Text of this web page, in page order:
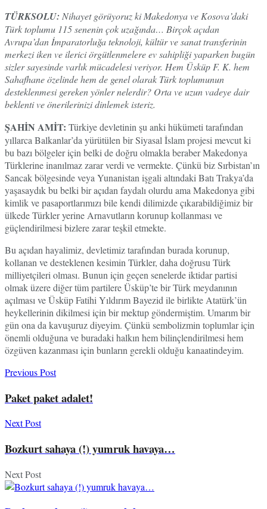
TÜRKSOLU: Nihayet görüyoruz ki Makedonya ve Kosova’daki
Türk toplumu 115 senenin çok uzağında… Birçok açıdan
Avrupa’dan İmparatorluğa teknoloji, kültür ve sanat transferinin
merkezi iken ve ilerici örgütlenmelere ev sahipliği yaparken bugün
sizler sayesinde varlık mücadelesi veriyor. Hem Üsküp F. K. hem
Sahafhane özelinde hem de genel olarak Türk toplumunun
desteklenmesi gereken yönler nelerdir? Orta ve uzun vadeye dair
beklenti ve önerilerinizi dinlemek isteriz.
ŞAHİN AMİT: Türkiye devletinin şu anki hükümeti tarafından
yıllarca Balkanlar’da yürütülen bir Siyasal İslam projesi mevcut ki
bu bazı bölgeler için belki de doğru olmakla beraber Makedonya
Türklerine inanılmaz zarar verdi ve vermekte. Çünkü biz Sırbistan’ın
Sancak bölgesinde veya Yunanistan işgali altındaki Batı Trakya’da
yaşasaydık bu belki bir açıdan faydalı olurdu ama Makedonya gibi
kimlik ve pasaportlarımızı bile kendi dilimizde çıkarabildiğimiz bir
ülkede Türkler yerine Arnavutların korunup kollanması ve
güçlendirilmesi bizlere zarar teşkil etmekte.
Bu açıdan hayalimiz, devletimiz tarafından burada korunup,
kollanan ve desteklenen kesimin Türkler, daha doğrusu Türk
milliyetçileri olması. Bunun için geçen senelerde iktidar partisi
olmak üzere diğer tüm partilere Üsküp’te bir Türk meydanının
açılması ve Üsküp Fatihi Yıldırım Bayezid ile birlikte Atatürk’ün
heykellerinin dikilmesi için bir mektup göndermiştim. Umarım bir
gün ona da kavuşuruz diyeyim. Çünkü sembolizmin toplumlar için
önemli olduğuna ve buradaki halkın hem bilinçlendirilmesi hem
özgüven kazanması için bunların gerekli olduğu kanaatindeyim.
Previous Post
Paket paket adalet!
Next Post
Bozkurt sahaya (!) yumruk havaya…
Next Post